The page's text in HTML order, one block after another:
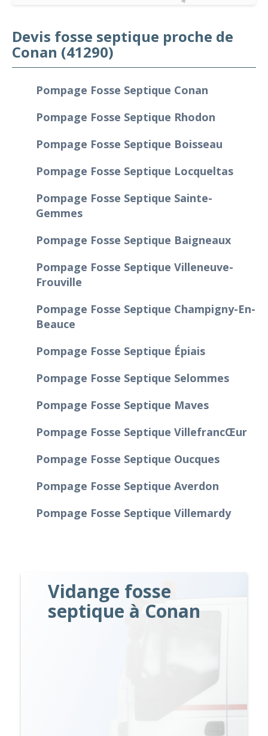
Devis fosse septique proche de
Conan (41290)
Pompage Fosse Septique Conan
Pompage Fosse Septique Rhodon
Pompage Fosse Septique Boisseau
Pompage Fosse Septique Locqueltas
Pompage Fosse Septique Sainte-
Gemmes
Pompage Fosse Septique Baigneaux
Pompage Fosse Septique Villeneuve-
Frouville
Pompage Fosse Septique Champigny-En-
Beauce
Pompage Fosse Septique Épiais
Pompage Fosse Septique Selommes
Pompage Fosse Septique Maves
Pompage Fosse Septique Villefrancœur
Pompage Fosse Septique Oucques
Pompage Fosse Septique Averdon
Pompage Fosse Septique Villemardy
Vidange fosse
septique à Conan